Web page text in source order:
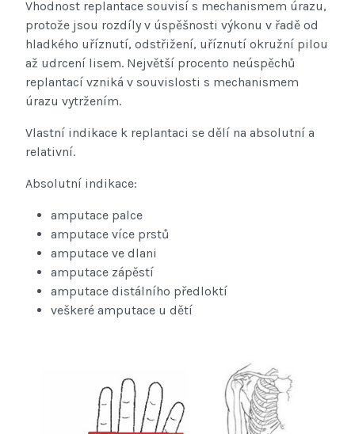
Vhodnost replantace souvisí s mechanismem úrazu,
protože jsou rozdíly v úspěšnosti výkonu v řadě od
hladkého uříznutí, odstřižení, uříznutí okružní pilou
až udrcení lisem. Největší procento neúspěchů
replantací vzniká v souvislosti s mechanismem
úrazu vytržením.
Vlastní indikace k replantaci se dělí na absolutní a
relativní.
Absolutní indikace:
amputace palce
amputace více prstů
amputace ve dlani
amputace zápěstí
amputace distálního předloktí
veškeré amputace u dětí